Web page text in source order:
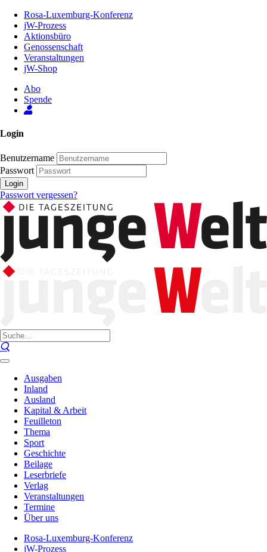
Inhalt
Seite
Rosa-Luxemburg-Konferenz
jW-Prozess
Aktionsbüro
Genossenschaft
Veranstaltungen
jW-Shop
Abo
Spende
Login
Benutzername
Passwort
Login
Passwort vergessen?
Ausgaben
Inland
Ausland
Kapital & Arbeit
Feuilleton
Thema
Sport
Geschichte
Beilage
Leserbriefe
Verlag
Veranstaltungen
Termine
Über uns
Rosa-Luxemburg-Konferenz
jW-Prozess